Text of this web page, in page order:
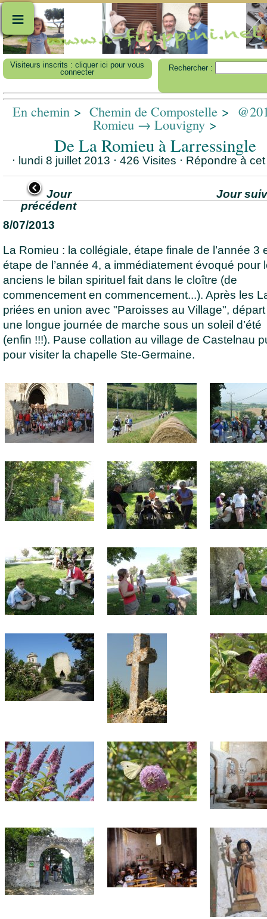
Visiteurs inscrits : cliquer ici pour vous
connecter
Rechercher :
≡
En chemin > Chemin de Compostelle >
Romieu → Louvigny >
De La Romieu à Larressingle
⋅ lundi 8 juillet 2013 ⋅ 426 Visites ⋅ Répondre à
Jour
précédent
Jour
8/07/2013
La Romieu : la collégiale, étape finale de l’année 3
étape de l’année 4, a immédiatement évoqué pour
anciens le bilan spirituel fait dans le cloître (de
commencement en commencement...). Après les
priées en union avec "Paroisses au Village",
une longue journée de marche sous un soleil d’été
(enfin !!!). Pause collation au village de Castelnau
pour visiter la chapelle Ste-Germaine.